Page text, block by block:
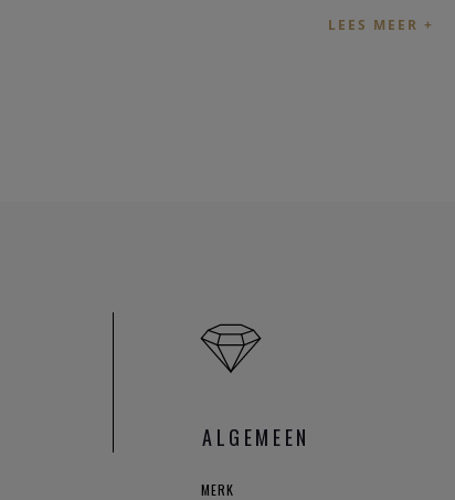
Indien het
U bent ook
ALGEMEEN
MERK